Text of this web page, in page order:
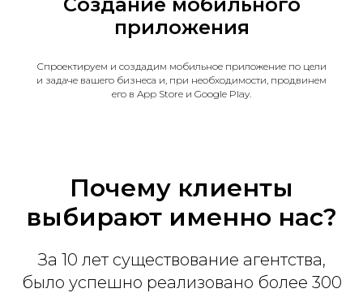
приложения
Спроектируем и создадим мобильное приложение по цели
и задаче вашего бизнеса и, при необходимости, продвинем
его в App Store и Google Play.
Почему клиенты
выбирают именно нас?
За 10 лет существование агентства,
было успешно реализовано более 300